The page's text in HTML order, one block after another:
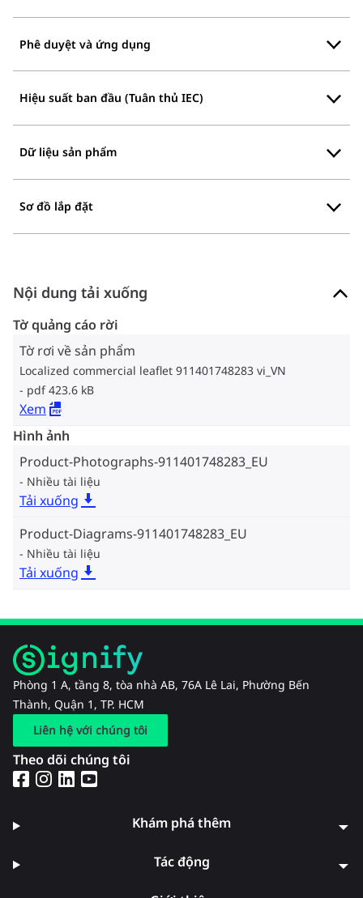
Phê duyệt và ứng dụng
Hiệu suất ban đầu (Tuân thủ IEC)
Dữ liệu sản phẩm
Sơ đồ lắp đặt
Nội dung tải xuống
Tờ quảng cáo rời
Tờ rơi về sản phẩm
Localized commercial leaflet 911401748283 vi_VN
pdf 423.6 kB
Xem
Hình ảnh
Product-Photographs-911401748283_EU
Nhiều tài liệu
Tải xuống
Product-Diagrams-911401748283_EU
Nhiều tài liệu
Tải xuống
Phòng 1 A, tầng 8, tòa nhà AB, 76A Lê Lai, Phường Bến
Thành, Quận 1, TP. HCM
Liên hệ với chúng tôi
Theo dõi chúng tôi
Khám phá thêm
Tác động